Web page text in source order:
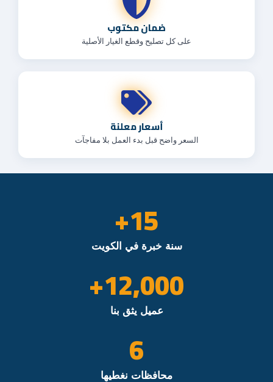
ضمان مكتوب
على كل تصليح وقطع الغيار الأصلية
أسعار معلنة
السعر واضح قبل بدء العمل بلا مفاجآت
سنة خبرة في الكويت
15
+
عميل يثق بنا
12,000
+
محافظات نغطيها
6